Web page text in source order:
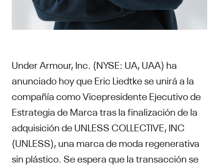
Under Armour, Inc. (NYSE: UA, UAA) ha
anunciado hoy que Eric Liedtke se unirá a la
compañía como Vicepresidente Ejecutivo de
Estrategia de Marca tras la finalización de la
adquisición de UNLESS COLLECTIVE, INC
(UNLESS), una marca de moda regenerativa
sin plástico. Se espera que la transacción se